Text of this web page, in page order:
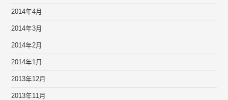
2014年4月
2014年3月
2014年2月
2014年1月
2013年12月
2013年11月